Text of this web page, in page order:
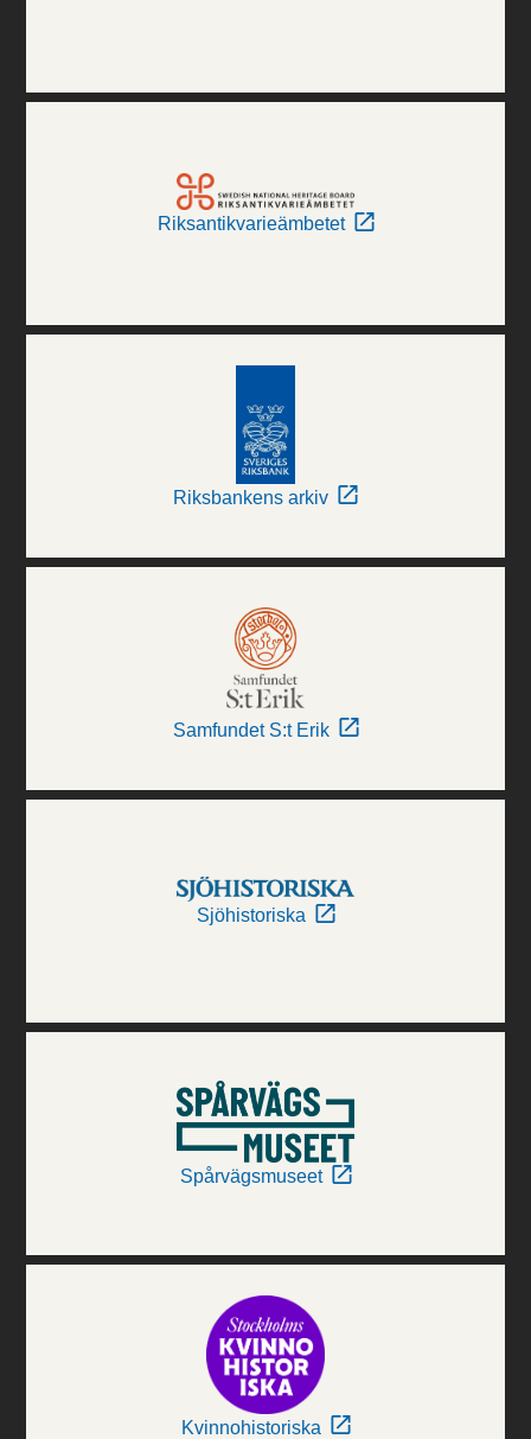
Riksantikvarieämbetet
Riksbankens arkiv
Samfundet S:t Erik
Sjöhistoriska
Spårvägsmuseet
Kvinnohistoriska